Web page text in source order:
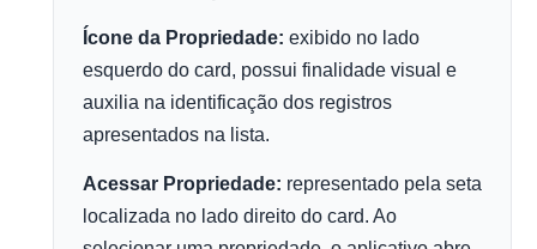
Ícone da Propriedade: exibido no lado
esquerdo do card, possui finalidade visual e
auxilia na identificação dos registros
apresentados na lista.
Acessar Propriedade: representado pela seta
localizada no lado direito do card. Ao